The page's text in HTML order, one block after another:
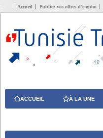
Accueil Publiez vos offres d’emploi
ACCUEIL À LA UNE